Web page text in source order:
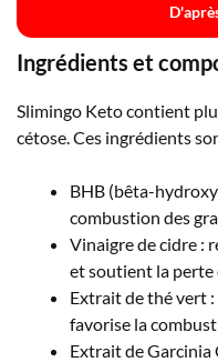
Ingrédients et
Slimingo Keto contient
cétose. Ces ingrédients
BHB (bêta-
combustion des
Vinaigre de cidre :
et soutient la perte
Extrait de thé vert
favorise la
Extrait de Garcinia